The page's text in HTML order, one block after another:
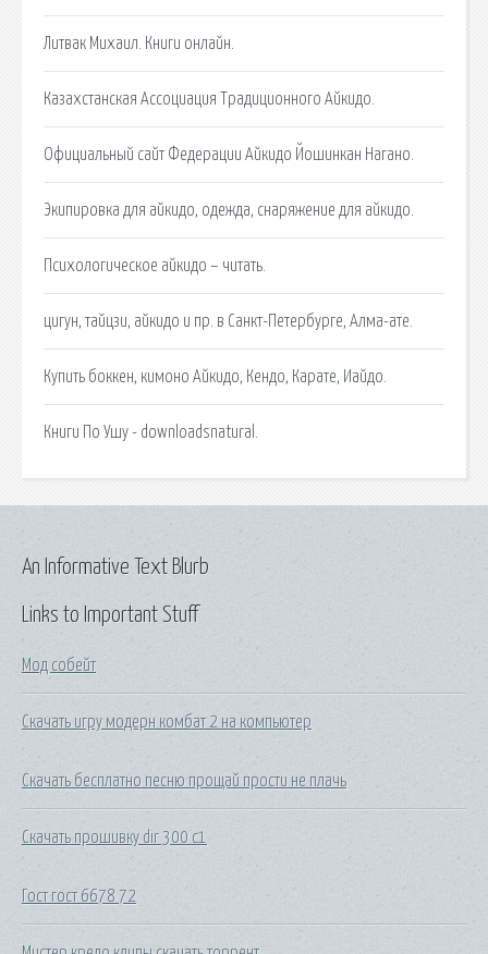
Литвак Михаил. Книги онлайн.
Казахстанская Ассоциация Традиционного Айкидо.
Официальный сайт Федерации Айкидо Йошинкан Нагано.
Экипировка для айкидо, одежда, снаряжение для айкидо.
Психологическое айкидо – читать.
цигун, тайцзи, айкидо и пр. в Санкт-Петербурге, Алма-ате.
Купить боккен, кимоно Айкидо, Кендо, Карате, Иайдо.
Книги По Ушу - downloadsnatural.
Links to Important Stuff
Мод собейт
Скачать игру модерн комбат 2 на компьютер
Скачать бесплатно песню прощай прости не плачь
Скачать прошивку dir 300 c1
Гост гост 6678 72
An Informative Text Blurb